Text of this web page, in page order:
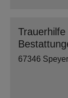
67346 Speyer